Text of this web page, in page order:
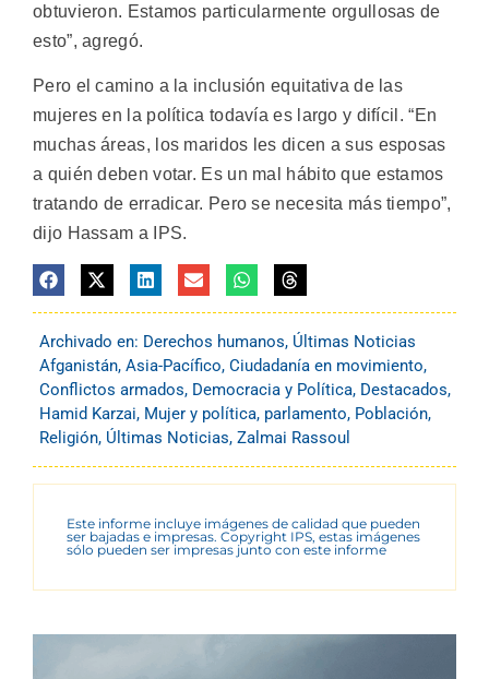
obtuvieron. Estamos particularmente orgullosas de
esto”, agregó.
Pero el camino a la inclusión equitativa de las
mujeres en la política todavía es largo y difícil. “En
muchas áreas, los maridos les dicen a sus esposas
a quién deben votar. Es un mal hábito que estamos
tratando de erradicar. Pero se necesita más tiempo”,
dijo Hassam a IPS.
Archivado en: Derechos humanos, Últimas Noticias
Afganistán, Asia-Pacífico, Ciudadanía en movimiento,
Conflictos armados, Democracia y Política, Destacados,
Hamid Karzai, Mujer y política, parlamento, Población,
Religión, Últimas Noticias, Zalmai Rassoul
Este informe incluye imágenes de calidad que pueden
ser bajadas e impresas. Copyright IPS, estas imágenes
sólo pueden ser impresas junto con este informe